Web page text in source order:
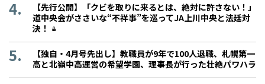
【先行公開】「クビを取りに来るとは、絶対に許さない！」
道中央会がささいな“不祥事”を巡ってJA上川中央と法廷対
決！
【独自・4月号先出し】教職員が9年で100人退職、札幌第一
高と北嶺中高運営の希望学園、理事長が行った壮絶パワハラ